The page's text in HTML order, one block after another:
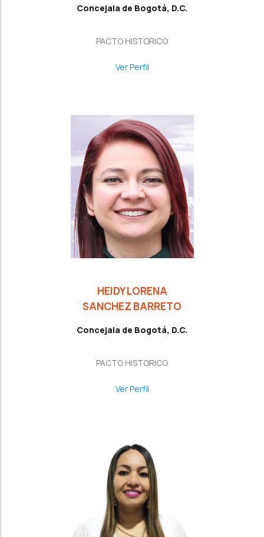
Concejala de Bogotá, D.C.
PACTO HISTORICO
Ver Perfil
HEIDY LORENA
SANCHEZ BARRETO
Concejala de Bogotá, D.C.
PACTO HISTORICO
Ver Perfil